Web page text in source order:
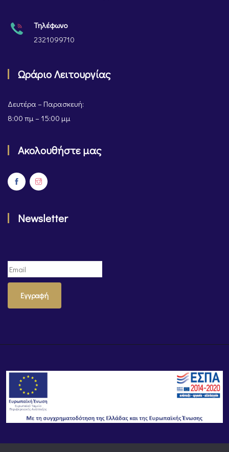
Τηλέφωνο
2321099710
Ωράριο Λειτουργίας
Δευτέρα – Παρασκευή:
8:00 πμ – 15:00 μμ
Ακολουθήστε μας
Newsletter
Εγγραφή